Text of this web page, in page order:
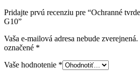
Pridajte prvú recenziu pre “Ochranné
G10”
Vaša e-mailová adresa nebude zverejnená.
označené *
Vaše hodnotenie *